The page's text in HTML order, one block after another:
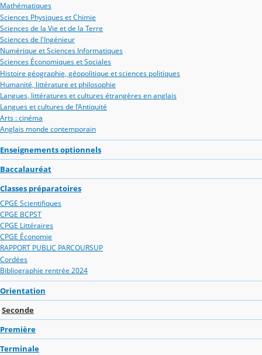
Mathématiques
Sciences Physiques et Chimie
Sciences de la Vie et de la Terre
Sciences de l'Ingénieur
Numérique et Sciences Informatiques
Sciences Économiques et Sociales
Histoire géographie, géopolitique et sciences politiques
Humanité, littérature et philosophie
Langues, littératures et cultures étrangères en anglais
Langues et cultures de l’Antiquité
Arts : cinéma
Anglais monde contemporain
Enseignements optionnels
Baccalauréat
Classes préparatoires
CPGE Scientifiques
CPGE BCPST
CPGE Littéraires
CPGE Économie
RAPPORT PUBLIC PARCOURSUP
Cordées
Bibliographie rentrée 2024
Orientation
Seconde
Première
Terminale